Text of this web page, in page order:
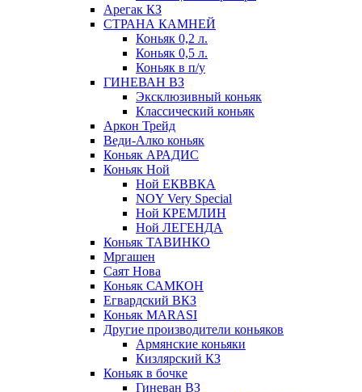
Арегак КЗ
СТРАНА КАМНЕЙ
Коньяк 0,2 л.
Коньяк 0,5 л.
Коньяк в п/у
ГИНЕВАН ВЗ
Эксклюзивный коньяк
Классический коньяк
Аркон Трейд
Веди-Алко коньяк
Коньяк АРАДИС
Коньяк Ной
Ной ЕКВВКА
NOY Very Special
Ной КРЕМЛИН
Ной ЛЕГЕНДА
Коньяк ТАВИНКО
Мргашен
Саят Нова
Коньяк САМКОН
Егвардский ВКЗ
Коньяк MARASI
Другие производители коньяков
Армянские коньяки
Кизлярский КЗ
Коньяк в бочке
Гиневан ВЗ